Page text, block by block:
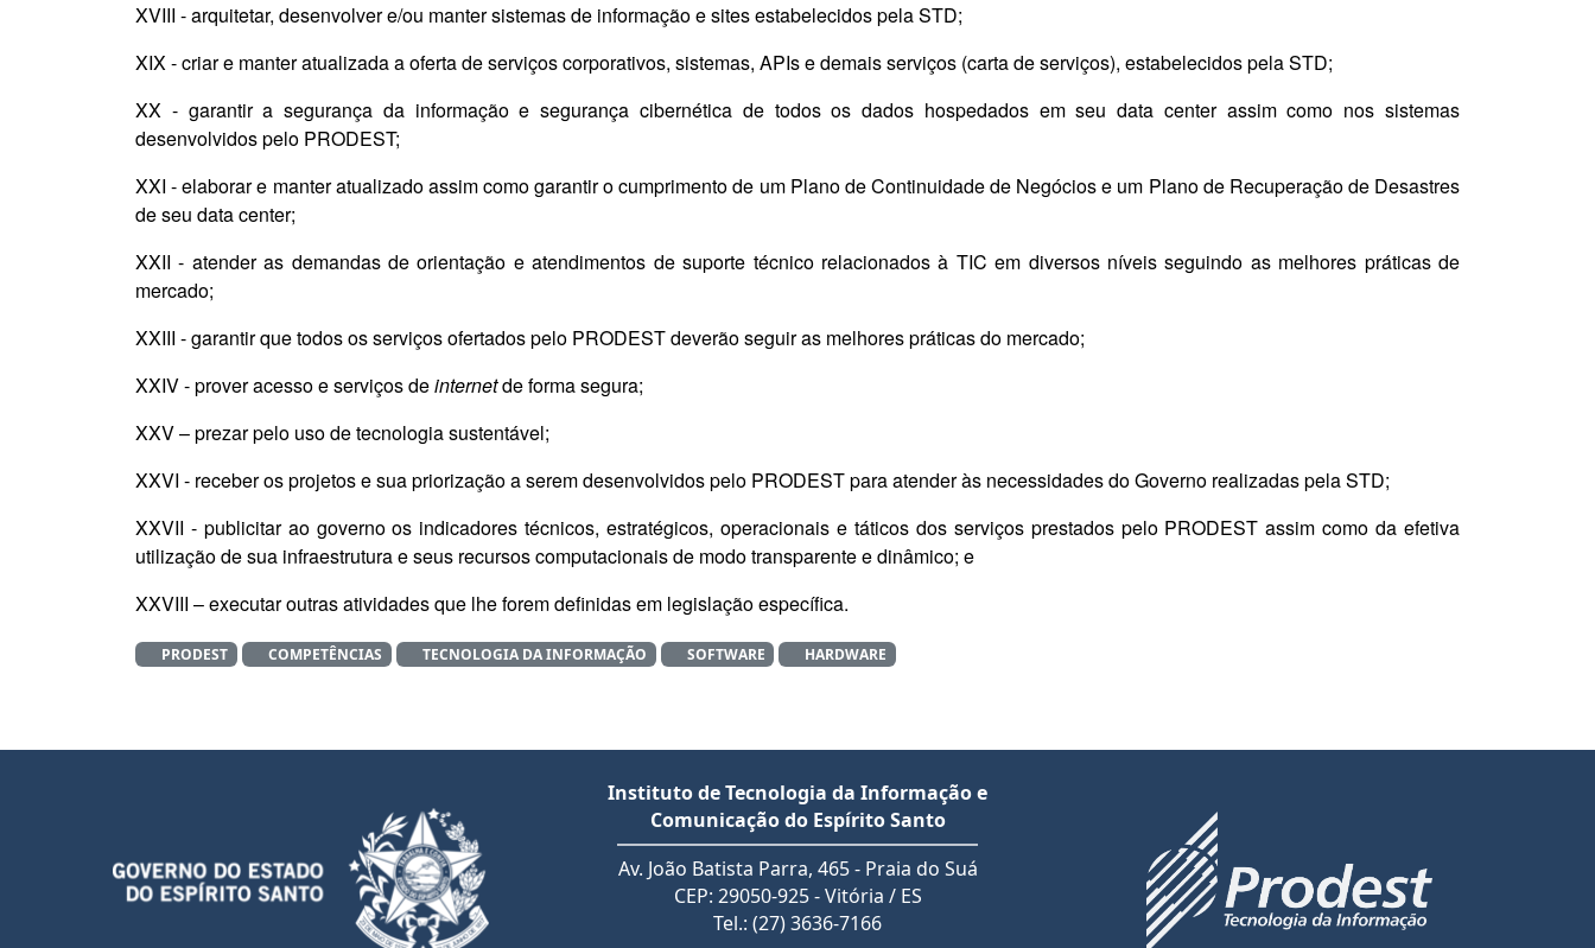
XVIII - arquitetar, desenvolver e/ou manter sistemas de informação e sites estabelecidos pela STD;
XIX - criar e manter atualizada a oferta de serviços corporativos, sistemas, APIs e demais serviços (carta de serviços), estabelecidos pela STD;
XX - garantir a segurança da informação e segurança cibernética de todos os dados hospedados em seu data center assim como nos sistemas
desenvolvidos pelo PRODEST;
XXI - elaborar e manter atualizado assim como garantir o cumprimento de um Plano de Continuidade de Negócios e um Plano de Recuperação de Desastres
de seu data center;
XXII - atender as demandas de orientação e atendimentos de suporte técnico relacionados à TIC em diversos níveis seguindo as melhores práticas de
mercado;
XXIII - garantir que todos os serviços ofertados pelo PRODEST deverão seguir as melhores práticas do mercado;
XXIV - prover acesso e serviços deinternetde forma segura;
XXV – prezar pelo uso de tecnologia sustentável;
XXVI - receber os projetos e sua priorização a serem desenvolvidos pelo PRODEST para atender às necessidades do Governo realizadas pela STD;
XXVII - publicitar ao governo os indicadores técnicos, estratégicos, operacionais e táticos dos serviços prestados pelo PRODEST assim como da efetiva
utilização de sua infraestrutura e seus recursos computacionais de modo transparente e dinâmico; e
XXVIII – executar outras atividades que lhe forem definidas em legislação específica.
PRODEST COMPETÊNCIAS TECNOLOGIA DA INFORMAÇÃO SOFTWARE HARDWARE
Instituto de Tecnologia da Informação e
Comunicação do Espírito Santo
Av. João Batista Parra, 465 - Praia do Suá
CEP: 29050-925 - Vitória / ES
Tel.: (27) 3636-7166